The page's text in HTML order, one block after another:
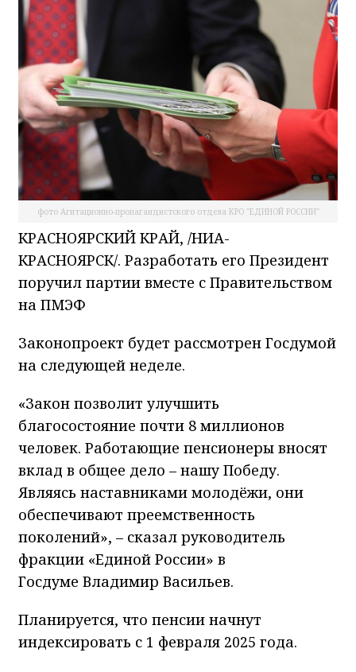
фото Агитационно-пропагандистского отдела КРО "ЕДИНОЙ РОССИИ"
КРАСНОЯРСКИЙ КРАЙ, /НИА-
КРАСНОЯРСК/. Разработать его Президент
поручил партии вместе с Правительством
на ПМЭФ
Законопроект будет рассмотрен Госдумой
на следующей неделе.
«Закон позволит улучшить
благосостояние почти 8 миллионов
человек. Работающие пенсионеры вносят
вклад в общее дело – нашу Победу.
Являясь наставниками молодёжи, они
обеспечивают преемственность
поколений», – сказал руководитель
фракции «Единой России» в
Госдуме Владимир Васильев.
Планируется, что пенсии начнут
индексировать с 1 февраля 2025 года.